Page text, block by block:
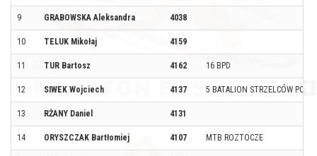
9 GRABOWSKA Aleksandra 4038
10 TELUK Mikołaj 4159
11 TUR Bartosz 4162 16 BPD
12 SIWEK Wojciech 4137 5 BATALION STRZELCÓW
13 RŻANY Daniel 4131
14 ORYSZCZAK Bartłomiej 4107 MTB ROZTOCZE